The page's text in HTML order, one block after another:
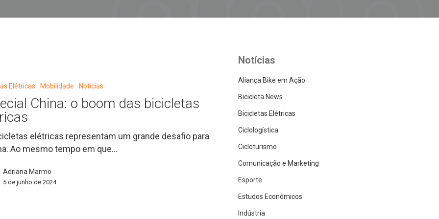
Elétricas Mobilidade Notícias
China: o boom das bicicletas
elétricas representam um grande desafio para
Ao mesmo tempo em que…
Adriana Marmo
5 de junho de 2024
Notícias
Aliança Bike em Ação
Bicicleta News
Bicicletas Elétricas
Ciclologística
Cicloturismo
Comunicação e Marketing
Esporte
Estudos Econômicos
Indústria